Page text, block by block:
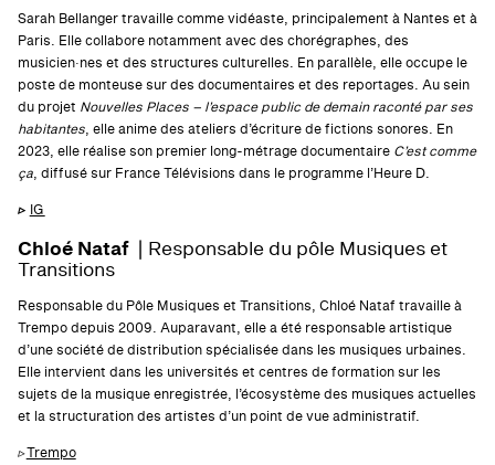
Sarah Bellanger travaille comme vidéaste, principalement à Nantes et à
Paris. Elle collabore notamment avec des chorégraphes, des
musicien·nes et des structures culturelles. En parallèle, elle occupe le
poste de monteuse sur des documentaires et des reportages. Au sein
du projet Nouvelles Places – l’espace public de demain raconté par ses
habitantes, elle anime des ateliers d’écriture de fictions sonores. En
2023, elle réalise son premier long-métrage documentaire C’est comme
ça, diffusé sur France Télévisions dans le programme l’Heure D.
▹ IG
Chloé Nataf | Responsable du pôle Musiques et
Transitions
Responsable du Pôle Musiques et Transitions, Chloé Nataf travaille à
Trempo depuis 2009. Auparavant, elle a été responsable artistique
d’une société de distribution spécialisée dans les musiques urbaines.
Elle intervient dans les universités et centres de formation sur les
sujets de la musique enregistrée, l’écosystème des musiques actuelles
et la structuration des artistes d’un point de vue administratif.
▹Trempo